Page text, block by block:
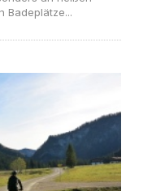
Badeplätze...